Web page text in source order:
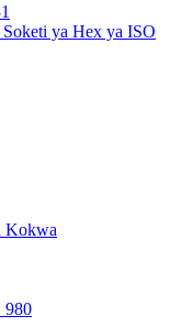
ya Hex ya ISO
Kokwa
980